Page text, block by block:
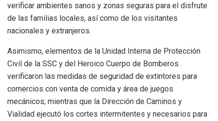
verificar ambientes sanos y zonas seguras para el disfrute
de las familias locales, así como de los visitantes
nacionales y extranjeros.
Asimismo, elementos de la Unidad Interna de Protección
Civil de la SSC y del Heroico Cuerpo de Bomberos
verificaron las medidas de seguridad de extintores para
comercios con venta de comida y área de juegos
mecánicos; mientras que la Dirección de Caminos y
Vialidad ejecutó los cortes intermitentes y necesarios para